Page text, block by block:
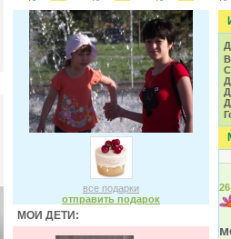
все подарки
отправить подарок
МОИ ДЕТИ: